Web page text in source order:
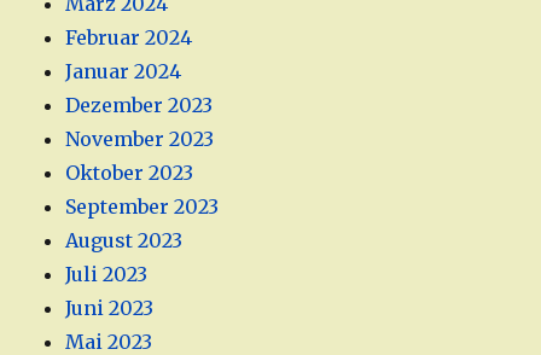
Februar 2024
Januar 2024
Dezember 2023
November 2023
Oktober 2023
September 2023
August 2023
Juli 2023
Juni 2023
Mai 2023